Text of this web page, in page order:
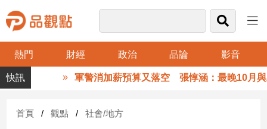
熱門 財經 政治 品論 影音
品
觀
財
軍警消加薪預算又落空 張惇涵：最晚10月與立
首頁 觀點 社會/地方